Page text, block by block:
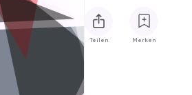
Teilen Merken